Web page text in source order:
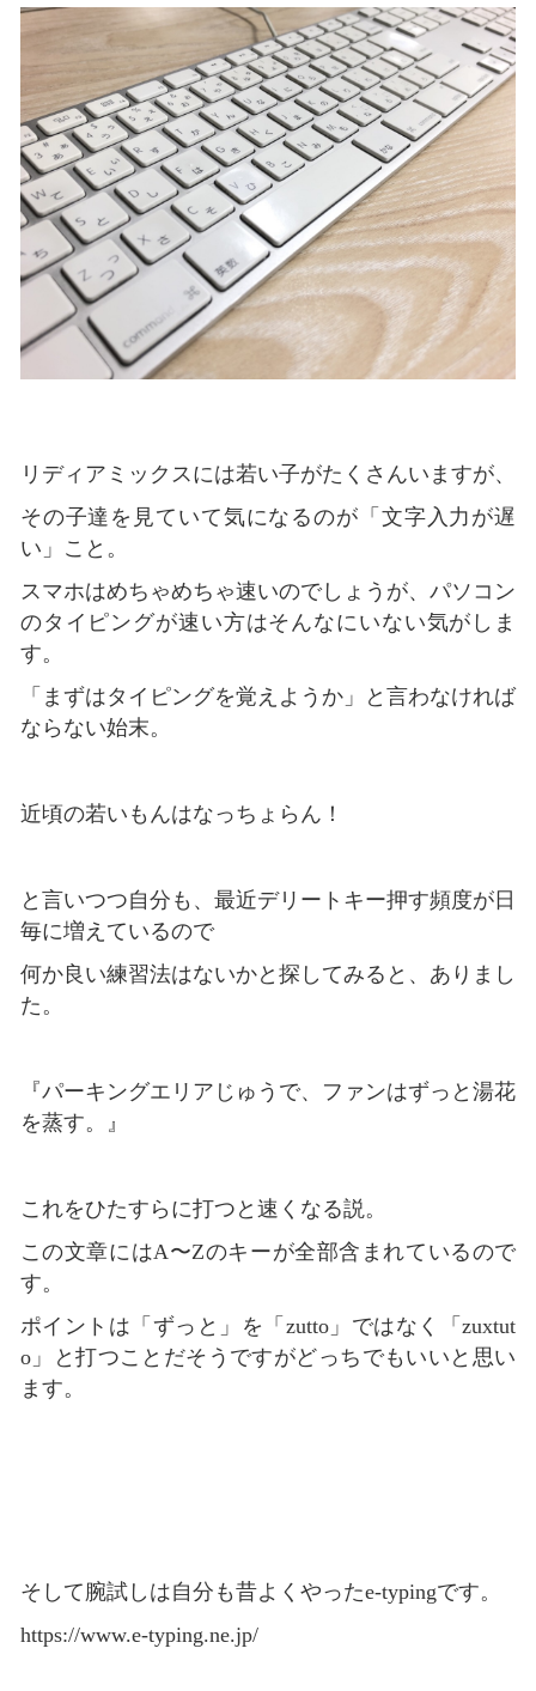
リディアミックスには若い子がたくさんいますが、
その子達を見ていて気になるのが「文字入力が遅
い」こと。
スマホはめちゃめちゃ速いのでしょうが、パソコン
のタイピングが速い方はそんなにいない気がしま
す。
「まずはタイピングを覚えようか」と言わなければ
ならない始末。
近頃の若いもんはなっちょらん！
と言いつつ自分も、最近デリートキー押す頻度が日
毎に増えているので
何か良い練習法はないかと探してみると、ありまし
た。
『パーキングエリアじゅうで、ファンはずっと湯花
を蒸す。』
これをひたすらに打つと速くなる説。
この文章にはA〜Zのキーが全部含まれているので
す。
ポイントは「ずっと」を「zutto」ではなく「zuxtut
o」と打つことだそうですがどっちでもいいと思い
ます。
そして腕試しは自分も昔よくやったe-typingです。
https://www.e-typing.ne.jp/